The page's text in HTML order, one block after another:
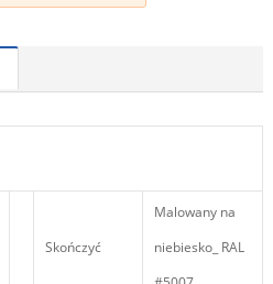
Skończyć
Malowany na
niebiesko_ RAL